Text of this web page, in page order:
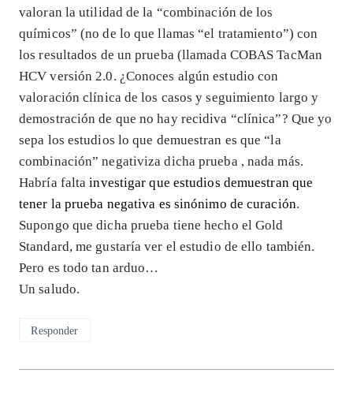
valoran la utilidad de la “combinación de los
químicos” (no de lo que llamas “el tratamiento”) con
los resultados de un prueba (llamada COBAS TacMan
HCV versión 2.0. ¿Conoces algún estudio con
valoración clínica de los casos y seguimiento largo y
demostración de que no hay recidiva “clínica”? Que yo
sepa los estudios lo que demuestran es que “la
combinación” negativiza dicha prueba , nada más.
Habría faltainvestigar que estudios demuestran que
tener la prueba negativa es sinónimo de curación.
Supongo que dicha prueba tiene hecho el Gold
Standard, me gustaría ver el estudio de ello también.
Pero es todo tan arduo…
Un saludo.
Responder